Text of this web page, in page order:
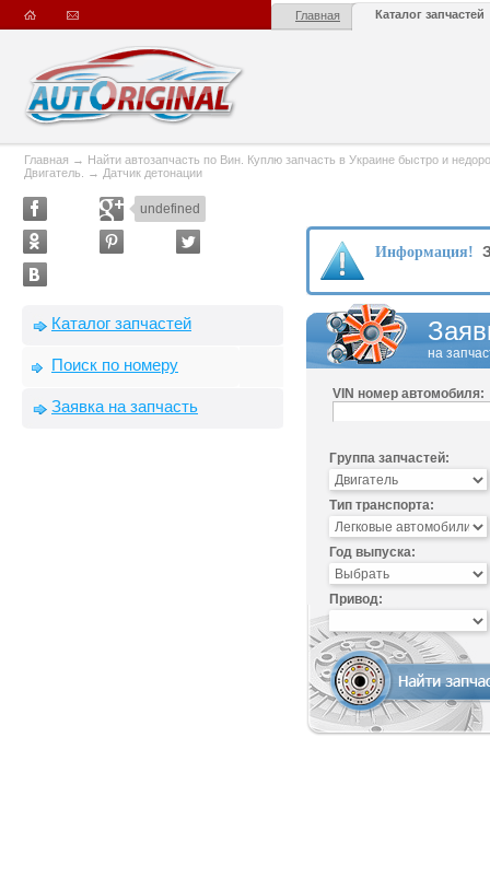
Главная Каталог запчастей
Главная → Найти автозапчасть по Вин. Куплю запчасть в Украине быстро и
Двигатель.
→ Датчик детонации
undefined
Каталог запчастей
Поиск по номеру
Заявка на запчасть
Информация!
на
VIN номер автомобиля:
Группа запчастей:
Тип транспорта:
Год выпуска:
Привод: